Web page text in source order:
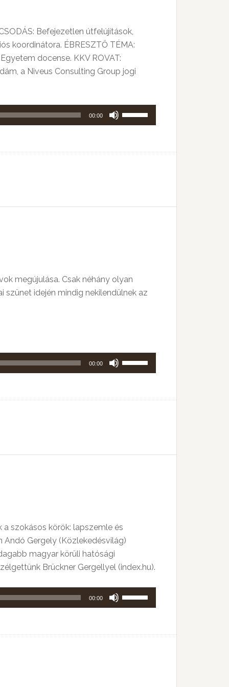
Befejezetlen útfelújítások,
koordinátora. ÉBRESZTŐ TÉMA:
docense. KKV ROVAT:
a Niveus Consulting Group jogi
00:00
hangerő
illetőleg
megújulása. Csak néhány olyan
szünet idején mindig nekilendülnek az
00:00
hangerő
illetőleg
szokásos körök: lapszemle és
Andó Gergely (Közlekedésvilág)
magyar körüli hatósági
Brückner Gergellyel (index.hu).
00:00
hangerő
illetőleg